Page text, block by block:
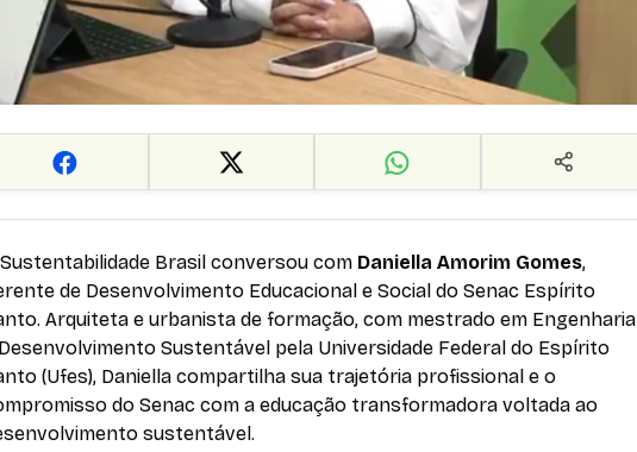
Brasil conversou com Daniella Amorim Gomes,
de Desenvolvimento Educacional e Social do Senac Espírito
Arquiteta e urbanista de formação, com mestrado em Engenharia
Sustentável pela Universidade Federal do Espírito
(Ufes), Daniella compartilha sua trajetória profissional e o
do Senac com a educação transformadora voltada ao
sustentável.